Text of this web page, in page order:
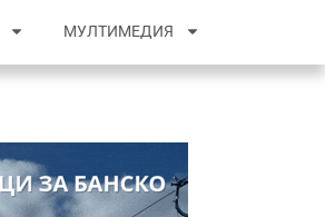
РусскийМУЛТИМЕДИЯ